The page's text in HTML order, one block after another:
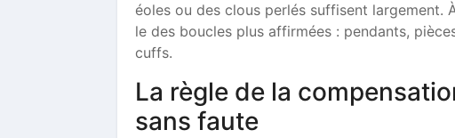
éoles ou des clous perlés suffisent largement.
le des boucles plus affirmées : pendants,
cuffs.
La règle de la
sans faute